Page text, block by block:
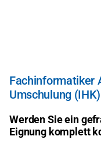
Fachinformatiker
Umschulung
Werden Sie ein
Eignung komplett